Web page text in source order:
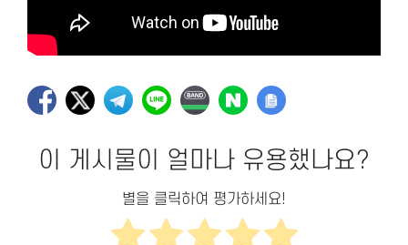
이 게시물이 얼마나 유용했나요?
별을 클릭하여 평가하세요!